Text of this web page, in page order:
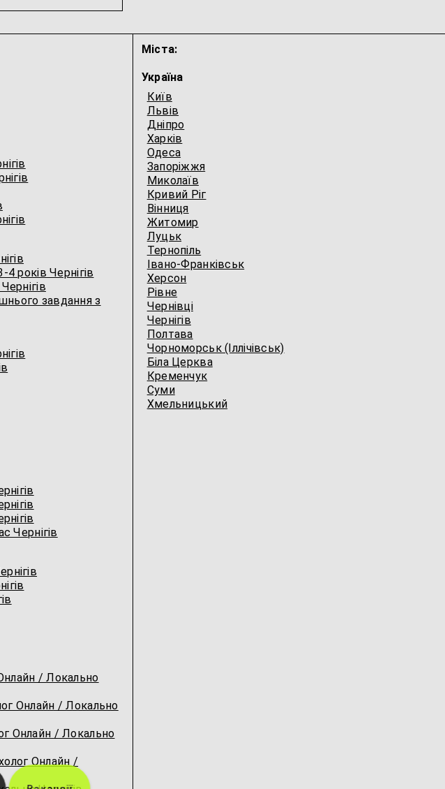
років Чернігів
завдання з
Чернігів
/ Локально
Онлайн / Локально
Онлайн / Локально
Онлайн /
Міста:
Україна
Київ
Львів
Дніпро
Харків
Одеса
Запоріжжя
Миколаїв
Кривий Ріг
Вінниця
Житомир
Луцьк
Тернопіль
Івано-Франківськ
Херсон
Рівне
Чернівці
Чернігів
Полтава
Чорноморськ (Іллічівськ)
Біла Церква
Кременчук
Суми
Хмельницький